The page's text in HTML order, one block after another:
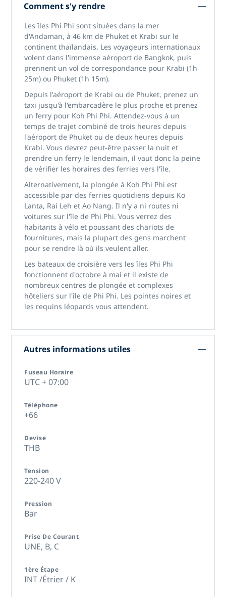
Comment s'y rendre
Les îles Phi Phi sont situées dans la mer
d'Andaman, à 46 km de Phuket et Krabi sur le
continent thaïlandais. Les voyageurs internationaux
volent dans l'immense aéroport de Bangkok, puis
prennent un vol de correspondance pour Krabi (1h
25m) ou Phuket (1h 15m).
Depuis l'aéroport de Krabi ou de Phuket, prenez un
taxi jusqu'à l'embarcadère le plus proche et prenez
un ferry pour Koh Phi Phi. Attendez-vous à un
temps de trajet combiné de trois heures depuis
l'aéroport de Phuket ou de deux heures depuis
Krabi. Vous devrez peut-être passer la nuit et
prendre un ferry le lendemain, il vaut donc la peine
de vérifier les horaires des ferries vers l'île.
Alternativement, la plongée à Koh Phi Phi est
accessible par des ferries quotidiens depuis Ko
Lanta, Rai Leh et Ao Nang. Il n'y a ni routes ni
voitures sur l'île de Phi Phi. Vous verrez des
habitants à vélo et poussant des chariots de
fournitures, mais la plupart des gens marchent
pour se rendre là où ils veulent aller.
Les bateaux de croisière vers les îles Phi Phi
fonctionnent d'octobre à mai et il existe de
nombreux centres de plongée et complexes
hôteliers sur l'île de Phi Phi. Les pointes noires et
les requins léopards vous attendent.
Autres informations utiles
Fuseau Horaire
UTC + 07:00
Téléphone
+66
Devise
THB
Tension
220-240 V
Pression
Bar
Prise De Courant
UNE, B, C
1ère Étape
INT /Étrier / K